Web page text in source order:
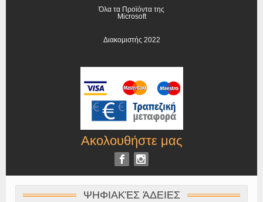
Όλα τα Προϊόντα της
Microsoft
Διακομιστής 2022
Ακολουθήστε μας
ΨΗΦΙΑΚΈΣ ΆΔΕΙΕΣ